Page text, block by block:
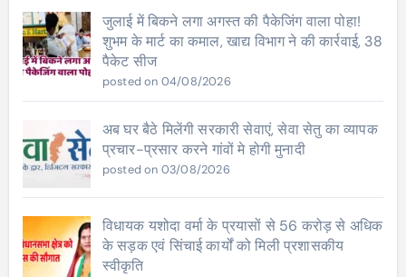
जुलाई में बिकने लगा अगस्त की पैकेजिंग वाला पोहा!
शुभम के मार्ट का कमाल, खाद्य विभाग ने की कार्रवाई, 38
पैकेट सीज
posted on 04/08/2026
अब घर बैठे मिलेंगी सरकारी सेवाएं, सेवा सेतु का व्यापक
प्रचार-प्रसार करने गांवों मे होगी मुनादी
posted on 03/08/2026
विधायक यशोदा वर्मा के प्रयासों से 56 करोड़ से अधिक
के सड़क एवं सिंचाई कार्यों को मिली प्रशासकीय
स्वीकृति